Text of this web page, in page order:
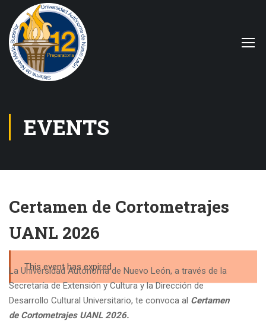
EVENTS
Certamen de Cortometrajes
UANL 2026
This event has expired
La Universidad Autónoma de Nuevo León, a través de la
Secretaría de Extensión y Cultura y la Dirección de
Desarrollo Cultural Universitario, te convoca al Certamen
de Cortometrajes UANL 2026.